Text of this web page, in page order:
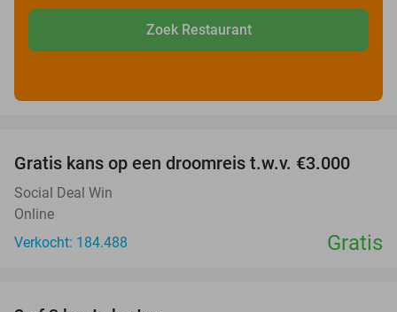
Zoek Restaurant
Gratis kans op een droomreis t.w.v. €3.000
Social Deal Win
Online
Verkocht: 184.488
Gratis